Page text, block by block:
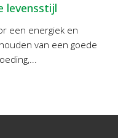
levensstijl
een energiek en
van een goede